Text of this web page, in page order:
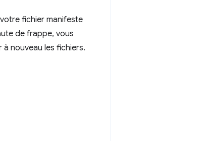
fichier manifeste
de frappe, vous
nouveau les fichiers.